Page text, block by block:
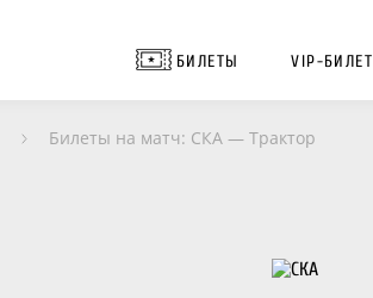
БИЛЕТЫ VIP-
Билеты на матч: СКА — Трактор